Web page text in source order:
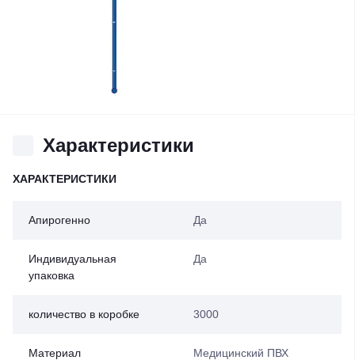
Характеристики
ХАРАКТЕРИСТИКИ
Апирогенно Да
Индивидуальная
упаковка
Да
количество в коробке 3000
Материал Медицинский ПВХ